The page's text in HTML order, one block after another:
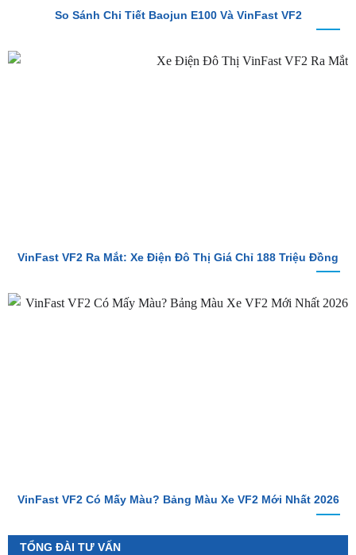
So Sánh Chi Tiết Baojun E100 Và VinFast VF2
VinFast VF2 Ra Mắt: Xe Điện Đô Thị Giá Chỉ 188 Triệu Đồng
VinFast VF2 Có Mấy Màu? Bảng Màu Xe VF2 Mới Nhất 2026
TỔNG ĐÀI TƯ VẤN